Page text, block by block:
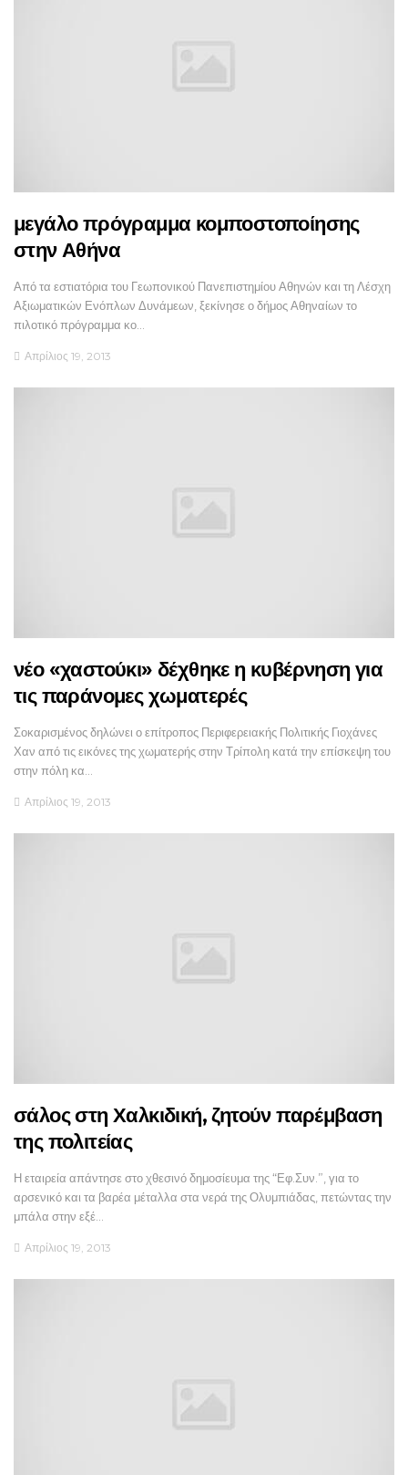
μεγάλο πρόγραμμα κομποστοποίησης
στην Αθήνα
Από τα εστιατόρια του Γεωπονικού Πανεπιστημίου Αθηνών και τη Λέσχη
Αξιωματικών Ενόπλων Δυνάμεων, ξεκίνησε ο δήμος Αθηναίων το
πιλοτικό πρόγραμμα κο…
Απρίλιος 19, 2013
νέο «χαστούκι» δέχθηκε η κυβέρνηση για
τις παράνομες χωματερές
Σοκαρισμένος δηλώνει ο επίτροπος Περιφερειακής Πολιτικής Γιοχάνες
Χαν από τις εικόνες της χωματερής στην Τρίπολη κατά την επίσκεψη του
στην πόλη κα…
Απρίλιος 19, 2013
σάλος στη Χαλκιδική, ζητούν παρέμβαση
της πολιτείας
Η εταιρεία απάντησε στο χθεσινό δημοσίευμα της “Εφ.Συν.”, για το
αρσενικό και τα βαρέα μέταλλα στα νερά της Ολυμπιάδας, πετώντας την
μπάλα στην εξέ…
Απρίλιος 19, 2013